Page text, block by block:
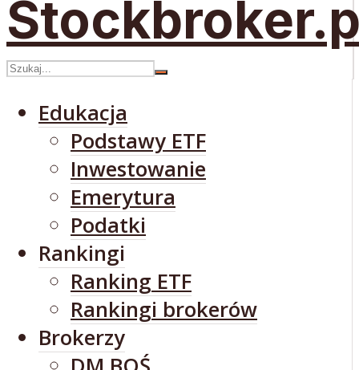
Edukacja
Podstawy ETF
Inwestowanie
Emerytura
Podatki
Rankingi
Ranking ETF
Rankingi brokerów
Brokerzy